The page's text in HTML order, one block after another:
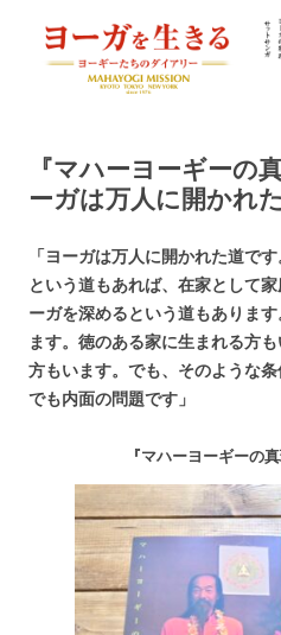
ヨーガを生き
『マハーヨーギーの
ーガは万人に開かれ
「ヨーガは万人に開かれた道で
という道もあれば、在家として
ーガを深めるという道もありま
ます。徳のある家に生まれる方
方もいます。でも、そのような
でも内面の問題です」
『マハーヨーギーの